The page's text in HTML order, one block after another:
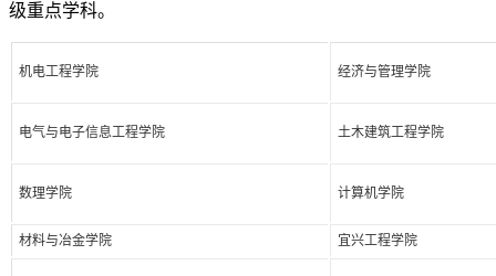
级重点学科。
机电工程学院 经济与管理学院
电气与电子信息工程学院 土木建筑工程学院
数理学院 计算机学院
材料与冶金学院 宜兴工程学院